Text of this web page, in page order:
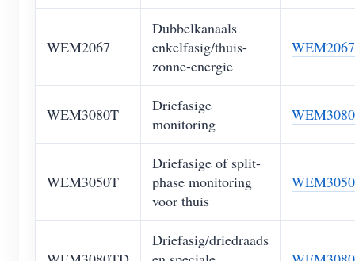
WEM2067
Dubbelkanaals
enkelfasig/thuis-
zonne-energie
WEM2067
WEM3080T
Driefasige
monitoring
WEM3050T
Driefasige of split-
phase monitoring
voor thuis
Driefasig/driedraads